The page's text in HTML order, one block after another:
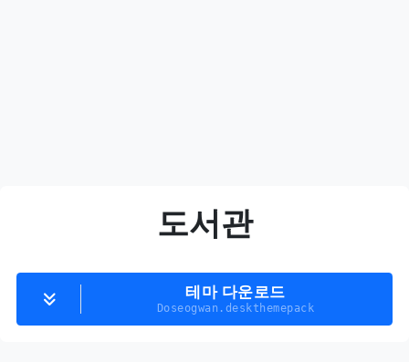
도서관
테마 다운로드
Doseogwan.deskthemepack